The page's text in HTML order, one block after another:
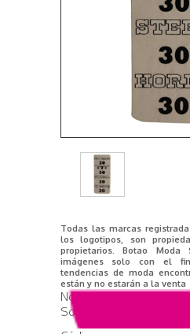
Todas las marcas
los logotipos, son
propietarios. Botao Moda
imágenes solo con el
tendencias de moda
están y no estarán a la venta
Nombre del producto
Sosa´s Steel Horns